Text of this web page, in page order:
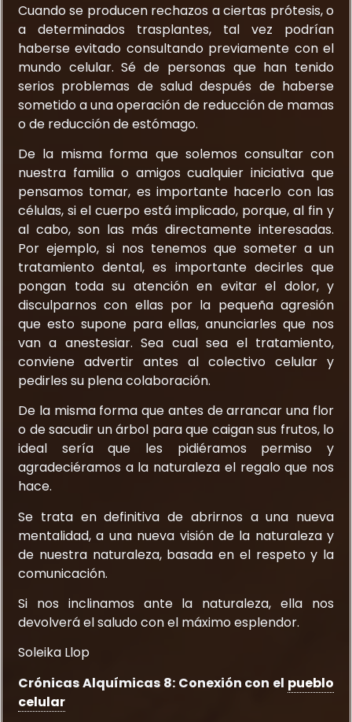
Cuando se producen rechazos a ciertas prótesis, o
a determinados trasplantes, tal vez podrían
haberse evitado consultando previamente con el
mundo celular. Sé de personas que han tenido
serios problemas de salud después de haberse
sometido a una operación de reducción de mamas
o de reducción de estómago.
De la misma forma que solemos consultar con
nuestra familia o amigos cualquier iniciativa que
pensamos tomar, es importante hacerlo con las
células, si el cuerpo está implicado, porque, al fin y
al cabo, son las más directamente interesadas.
Por ejemplo, si nos tenemos que someter a un
tratamiento dental, es importante decirles que
pongan toda su atención en evitar el dolor, y
disculparnos con ellas por la pequeña agresión
que esto supone para ellas, anunciarles que nos
van a anestesiar. Sea cual sea el tratamiento,
conviene advertir antes al colectivo celular y
pedirles su plena colaboración.
De la misma forma que antes de arrancar una flor
o de sacudir un árbol para que caigan sus frutos, lo
ideal sería que les pidiéramos permiso y
agradeciéramos a la naturaleza el regalo que nos
hace.
Se trata en definitiva de abrirnos a una nueva
mentalidad, a una nueva visión de la naturaleza y
de nuestra naturaleza, basada en el respeto y la
comunicación.
Si nos inclinamos ante la naturaleza, ella nos
devolverá el saludo con el máximo esplendor.
Soleika Llop
Crónicas Alquímicas 8: Conexión con el pueblo
celular